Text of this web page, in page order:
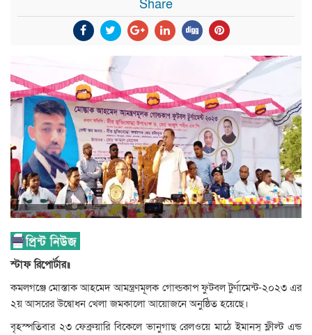
Share
স্টাফ রিপোর্টার॥
কমলগঞ্জে মোস্তাক আহমেদ আমন্ত্রণমূলক গোল্ডকাপ ফুটবল টুর্ণামেন্ট-২০২৩ এর
২য় আসরের উদ্বোধন খেলা জমকালো আয়োজনে অনুষ্ঠিত হয়েছে।
বৃহস্পতিবার ২৩ ফেব্রুয়ারি বিকেলে ভানুগাছ রেলওয়ে মাঠে ইমানস্ ফ্লীল্ট এন্ড